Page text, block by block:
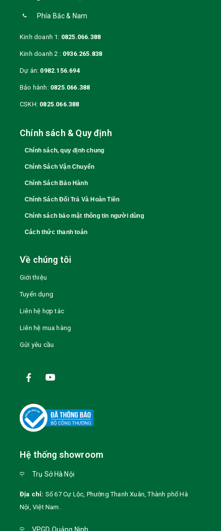
Phía Bắc & Nam
Kinh doanh 1: 0825.066.388
Kinh doanh 2 : 0936.265.838
Dự án: 0982.156.694
Bảo hành: 0825.066.388
CSKH: 0825.066.388
Chính sách & Quy định
Chính sách, quy định chung
Chính Sách Vận Chuyển
Chính Sách Bảo Hành
Chính Sách Đổi Trả Và Hoàn Tiền
Chính sách bảo mật thông tin người dùng
Cách thức thanh toán
Về chúng tôi
Giới thiệu
Tuyển dụng
Liên hệ hợp tác
Liên hệ mua hàng
Gửi yêu cầu
Hệ thống showroom
Trụ Sở Hà Nội
Địa chỉ: Số 67 Cự Lộc, Phường Thanh Xuân, Thành phố Hà
Nội Việt Nam